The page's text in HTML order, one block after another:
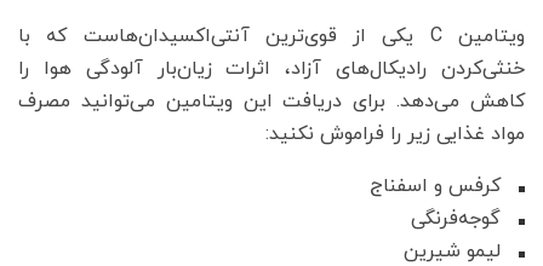
ویتامین C یکی از قوی‌ترین آنتی‌اکسیدان‌هاست که با
خنثی‌کردن رادیکال‌های آزاد، اثرات زیان‌بار آلودگی هوا را
کاهش می‌دهد. برای دریافت این ویتامین می‌توانید مصرف
مواد غذایی زیر را فراموش نکنید:
کرفس و اسفناج
گوجه‌فرنگی
لیمو شیرین